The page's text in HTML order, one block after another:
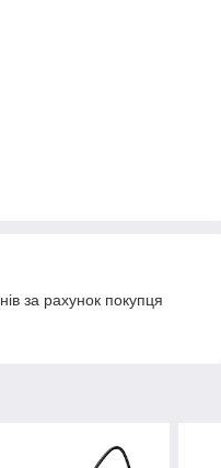
за рахунок покупця